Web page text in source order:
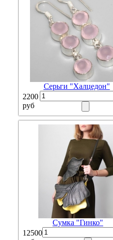
Серьги "Халцедон"
2200
руб
Сумка "Гинко"
12500